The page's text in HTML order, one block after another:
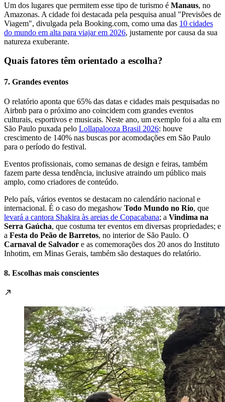
Um dos lugares que permitem esse tipo de turismo é Manaus, no
Amazonas. A cidade foi destacada pela pesquisa anual "Previsões de
Viagem", divulgada pela Booking.com, como uma das 10 cidades
do mundo em alta para viajar em 2026, justamente por causa da sua
natureza exuberante.
Quais fatores têm orientado a escolha?
7. Grandes eventos
O relatório aponta que 65% das datas e cidades mais pesquisadas no
Airbnb para o próximo ano coincidem com grandes eventos
culturais, esportivos e musicais. Neste ano, um exemplo foi a alta em
São Paulo puxada pelo Lollapalooza Brasil 2026: houve
crescimento de 140% nas buscas por acomodações em São Paulo
para o período do festival.
Eventos profissionais, como semanas de design e feiras, também
fazem parte dessa tendência, inclusive atraindo um público mais
amplo, como criadores de conteúdo.
Pelo país, vários eventos se destacam no calendário nacional e
internacional. É o caso do megashow Todo Mundo no Rio, que
levará a cantora Shakira às areias de Copacabana; a Vindima na
Serra Gaúcha, que costuma ter eventos em diversas propriedades; e
a Festa do Peão de Barretos, no interior de São Paulo. O
Carnaval de Salvador e as comemorações dos 20 anos do Instituto
Inhotim, em Minas Gerais, também são destaques do relatório.
8. Escolhas mais conscientes